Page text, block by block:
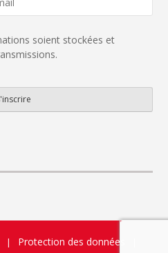
soient stockées et
| Protection des données